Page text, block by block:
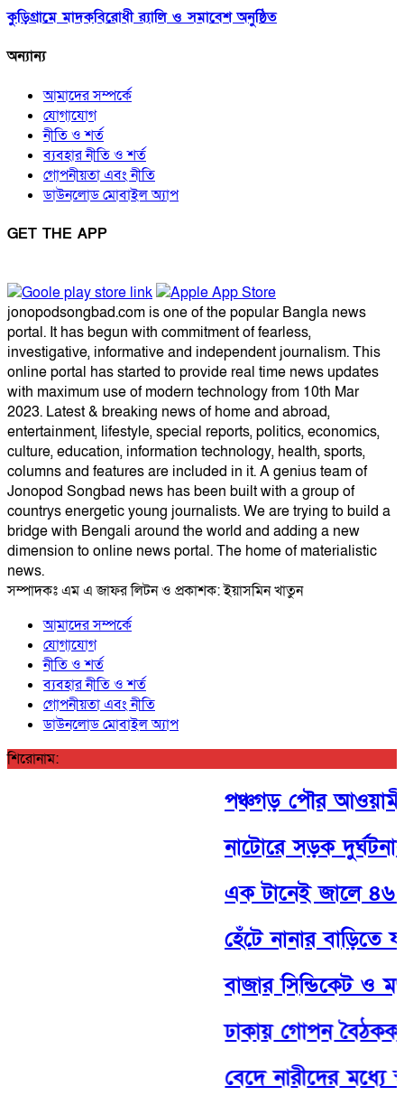
কুড়িগ্রামে মাদকবিরোধী র‍্যালি ও সমাবেশ অনুষ্ঠিত
অন্যান্য
আমাদের সম্পর্কে
যোগাযোগ
নীতি ও শর্ত
ব্যবহার নীতি ও শর্ত
গোপনীয়তা এবং নীতি
ডাউনলোড মোবাইল অ্যাপ
GET THE APP
jonopodsongbad.com is one of the popular Bangla news
portal. It has begun with commitment of fearless,
investigative, informative and independent journalism. This
online portal has started to provide real time news updates
with maximum use of modern technology from 10th Mar
2023. Latest & breaking news of home and abroad,
entertainment, lifestyle, special reports, politics, economics,
culture, education, information technology, health, sports,
columns and features are included in it. A genius team of
Jonopod Songbad news has been built with a group of
countrys energetic young journalists. We are trying to build a
bridge with Bengali around the world and adding a new
dimension to online news portal. The home of materialistic
news.
সম্পাদকঃ এম এ জাফর লিটন ও প্রকাশক: ইয়াসমিন খাতুন
আমাদের সম্পর্কে
যোগাযোগ
নীতি ও শর্ত
ব্যবহার নীতি ও শর্ত
গোপনীয়তা এবং নীতি
ডাউনলোড মোবাইল অ্যাপ
শিরোনাম:
পঞ্চগড় পৌর আওয়ামী
নাটোরে সড়ক
এক টানেই জালে ৪৬
হেঁটে নানার বাড়িতে
বাজার সিন্ডিকেট ও
ঢাকায় গোপন
বেদে নারীদের মধ্যে